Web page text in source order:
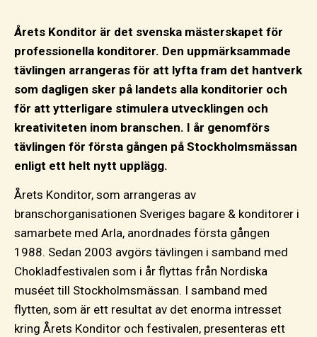
Årets Konditor är det svenska mästerskapet för
professionella konditorer. Den uppmärksammade
tävlingen arrangeras för att lyfta fram det hantverk
som dagligen sker på landets alla konditorier och
för att ytterligare stimulera utvecklingen och
kreativiteten inom branschen. I år genomförs
tävlingen för första gången på Stockholmsmässan
enligt ett helt nytt upplägg.
Årets Konditor, som arrangeras av
branschorganisationen Sveriges bagare & konditorer i
samarbete med Arla, anordnades första gången
1988. Sedan 2003 avgörs tävlingen i samband med
Chokladfestivalen som i år flyttas från Nordiska
muséet till Stockholmsmässan. I samband med
flytten, som är ett resultat av det enorma intresset
kring Årets Konditor och festivalen, presenteras ett